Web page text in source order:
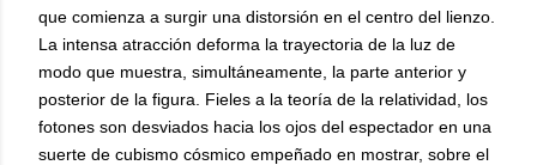
que comienza a surgir una distorsión en el centro del lienzo.
La intensa atracción deforma la trayectoria de la luz de
modo que muestra, simultáneamente, la parte anterior y
posterior de la figura. Fieles a la teoría de la relatividad, los
fotones son desviados hacia los ojos del espectador en una
suerte de cubismo cósmico empeñado en mostrar, sobre el